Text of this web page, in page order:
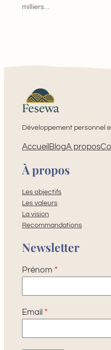
milliers…
Développement personnel
Accueil BlogA propos
À propos
Les objectifs
Les valeurs
La vision
Recommandations
Newsletter
Prénom *
Email *